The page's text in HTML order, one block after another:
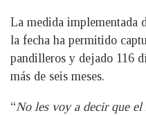
La medida implementada
la fecha ha permitido
pandilleros y dejado 116
más de seis meses.
“No les voy a decir que el